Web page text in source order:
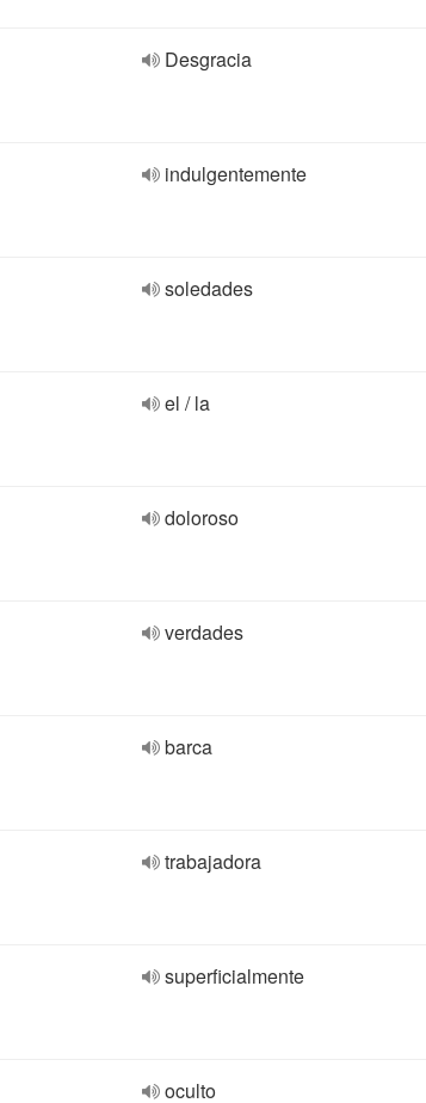
Desgracia
indulgentemente
soledades
el / la
doloroso
verdades
barca
trabajadora
superficialmente
oculto